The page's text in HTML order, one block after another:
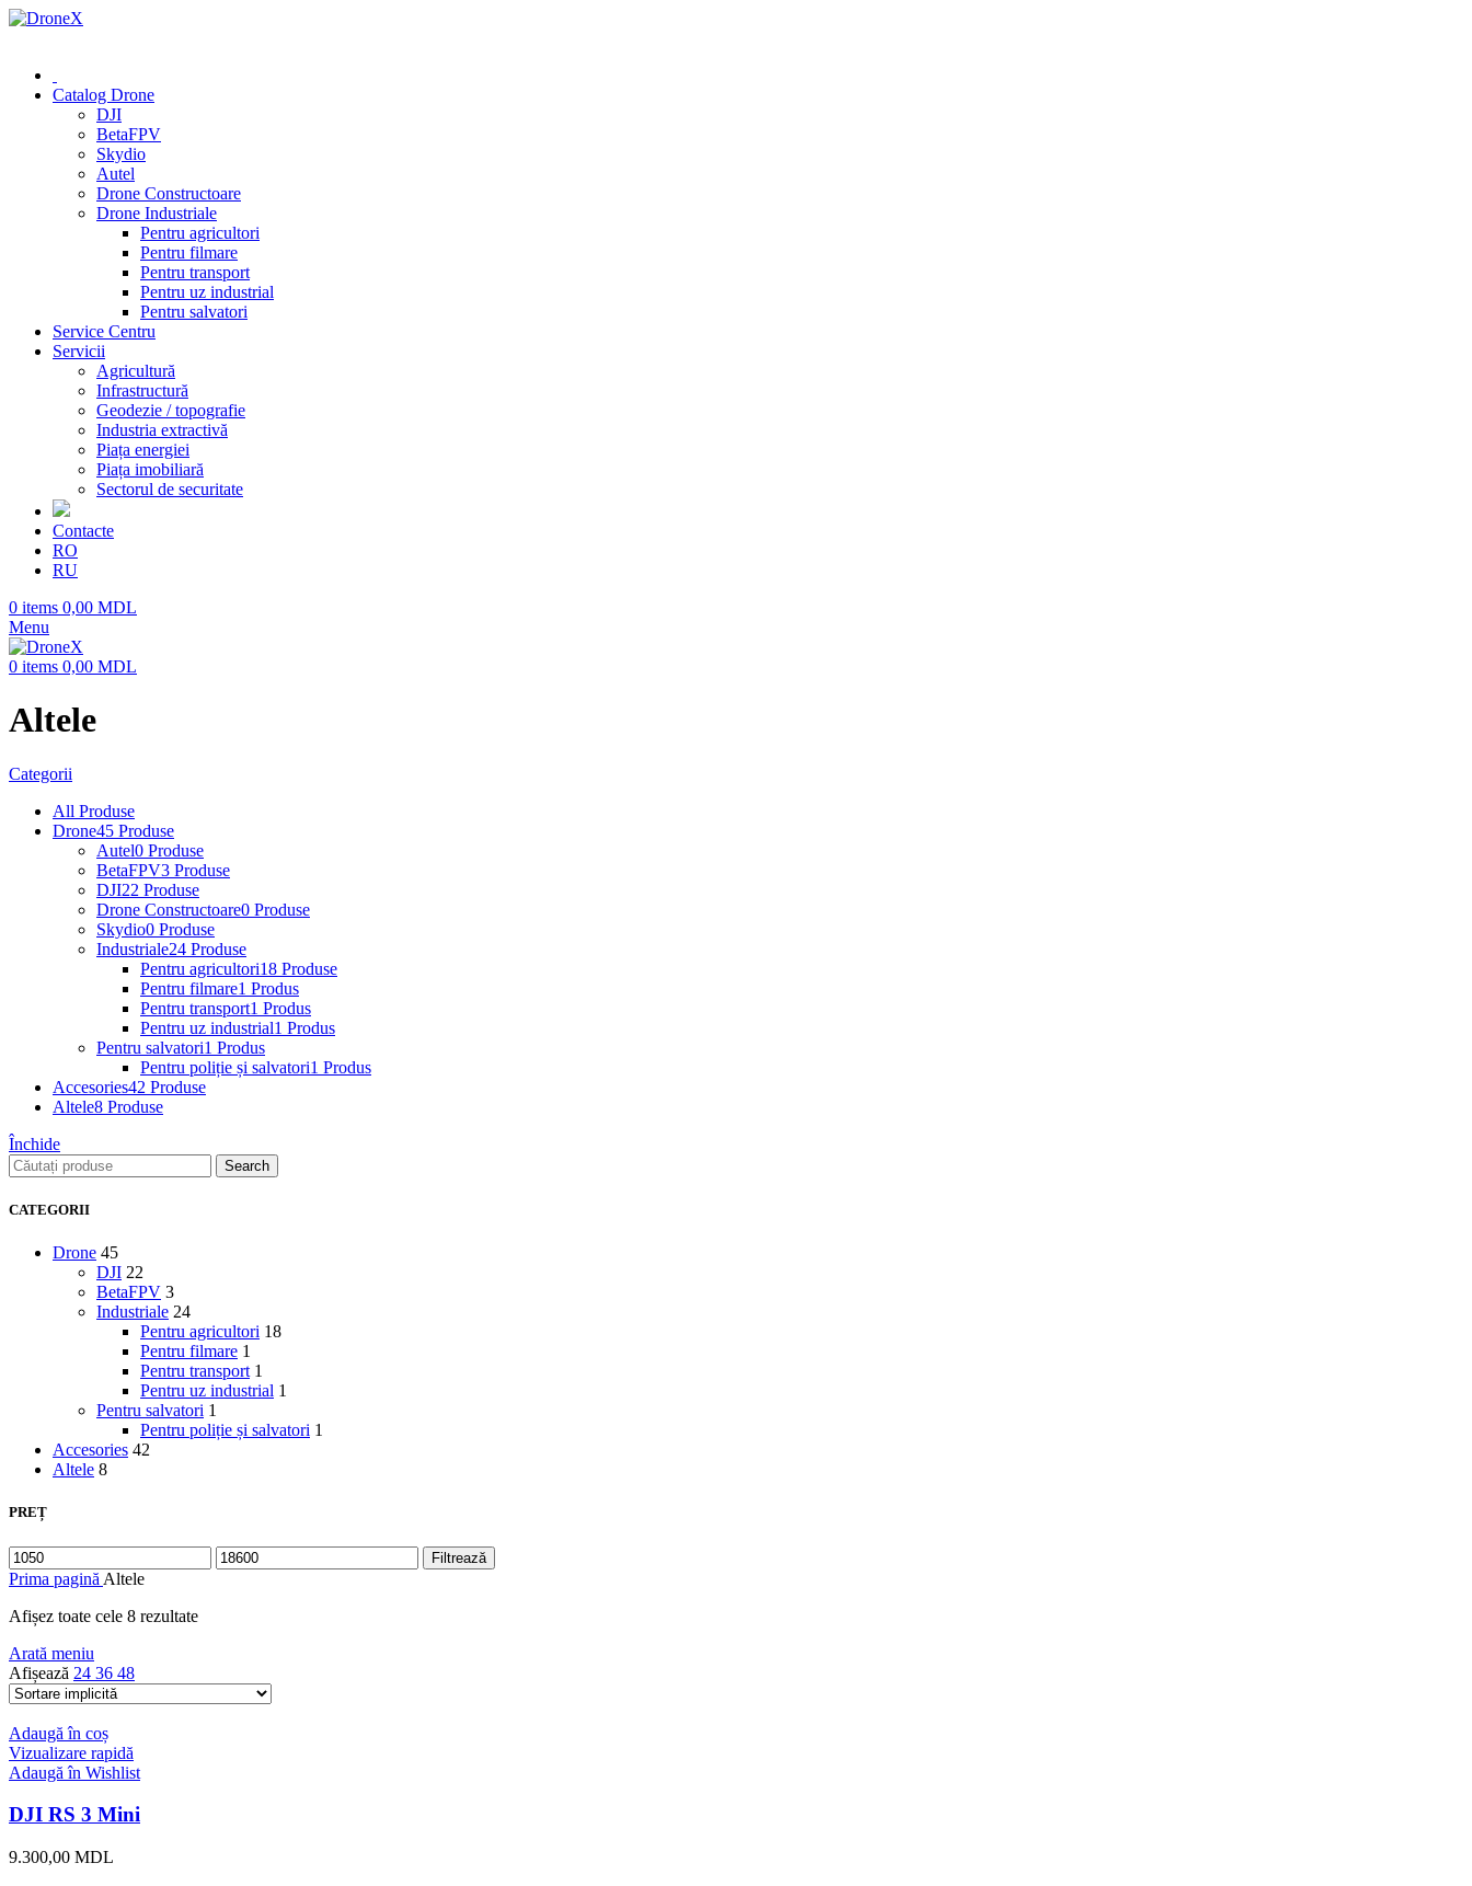
Catalog Drone
DJI
BetaFPV
Skydio
Autel
Drone Constructoare
Drone Industriale
Pentru agricultori
Pentru filmare
Pentru transport
Pentru uz industrial
Pentru salvatori
Service Centru
Servicii
Agricultură
Infrastructură
Geodezie / topografie
Industria extractivă
Piața energiei
Piața imobiliară
Sectorul de securitate
Contacte
RO
RU
0 items 0,00 MDL
Menu
0 items 0,00 MDL
Altele
Categorii
All Produse
Drone45 Produse
Autel0 Produse
BetaFPV3 Produse
DJI22 Produse
Drone Constructoare0 Produse
Skydio0 Produse
Industriale24 Produse
Pentru agricultori18 Produse
Pentru filmare1 Produs
Pentru transport1 Produs
Pentru uz industrial1 Produs
Pentru salvatori1 Produs
Pentru poliție și salvatori1 Produs
Accesories42 Produse
Altele8 Produse
Închide
Search
CATEGORII
Drone 45
DJI 22
BetaFPV 3
Industriale 24
Pentru agricultori 18
Pentru filmare 1
Pentru transport 1
Pentru uz industrial 1
Pentru salvatori 1
Pentru poliție și salvatori 1
Accesories 42
Altele 8
PREȚ
Preț
minim
Preț
maxim
Filtrează
Prima pagină Altele
Afișez toate cele 8 rezultate
Arată meniu
Afișează 24 36 48
Adaugă în coș
Vizualizare rapidă
Adaugă în Wishlist
DJI RS 3 Mini
9.300,00 MDL